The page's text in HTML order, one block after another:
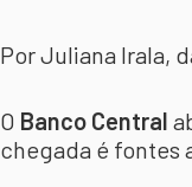
Por Juliana Irala,
O Banco Central
chegada é fontes